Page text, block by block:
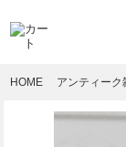
HOME アンティーク